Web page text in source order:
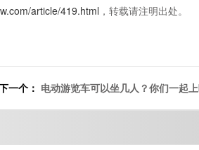
article/419.html ，转载请注明出处。
一个： 电动游览车可以坐几人？你们一起